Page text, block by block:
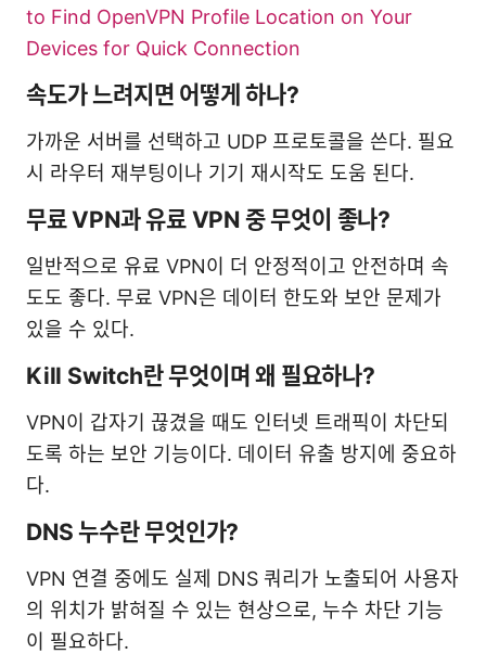
to Find OpenVPN Profile Location on Your
Devices for Quick Connection
속도가 느려지면 어떻게 하나?
가까운 서버를 선택하고 UDP 프로토콜을 쓴다. 필요
시 라우터 재부팅이나 기기 재시작도 도움 된다.
무료 VPN과 유료 VPN 중 무엇이 좋나?
일반적으로 유료 VPN이 더 안정적이고 안전하며 속
도도 좋다. 무료 VPN은 데이터 한도와 보안 문제가
있을 수 있다.
Kill Switch란 무엇이며 왜 필요하나?
VPN이 갑자기 끊겼을 때도 인터넷 트래픽이 차단되
도록 하는 보안 기능이다. 데이터 유출 방지에 중요하
다.
DNS 누수란 무엇인가?
VPN 연결 중에도 실제 DNS 쿼리가 노출되어 사용자
의 위치가 밝혀질 수 있는 현상으로, 누수 차단 기능
이 필요하다.